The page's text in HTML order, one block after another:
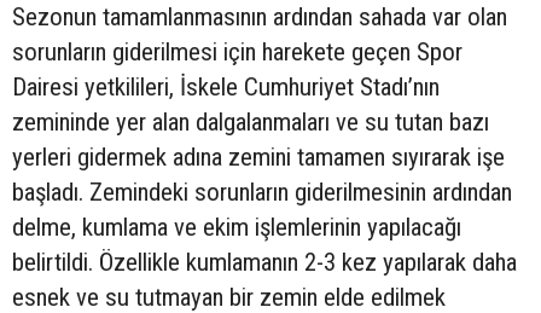
Sezonun tamamlanmasının ardından sahada var olan
sorunların giderilmesi için harekete geçen Spor
Dairesi yetkilileri, İskele Cumhuriyet Stadı’nın
zemininde yer alan dalgalanmaları ve su tutan bazı
yerleri gidermek adına zemini tamamen sıyırarak işe
başladı. Zemindeki sorunların giderilmesinin ardından
delme, kumlama ve ekim işlemlerinin yapılacağı
belirtildi. Özellikle kumlamanın 2-3 kez yapılarak daha
esnek ve su tutmayan bir zemin elde edilmek